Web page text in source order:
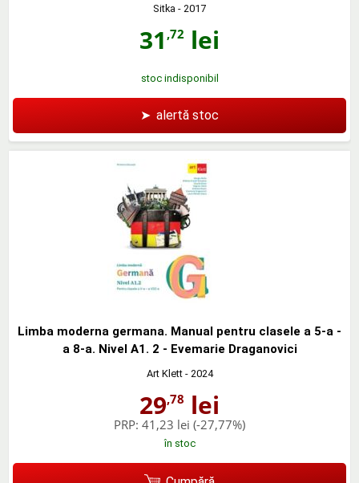
Sitka - 2017
31 ,72 lei
stoc indisponibil
➤ alertă stoc
Limba moderna germana. Manual pentru clasele a 5-a -
a 8-a. Nivel A1. 2 - Evemarie Draganovici
Art Klett- 2024
29,78 lei
PRP: 41,23 lei (-27,77%)
în stoc